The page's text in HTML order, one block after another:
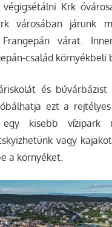
végigsétálni Krk
városában járunk
várat.
család környékbeli
és búvárbázist
ezt a
egy kisebb vízipark
vagy
a környéket.